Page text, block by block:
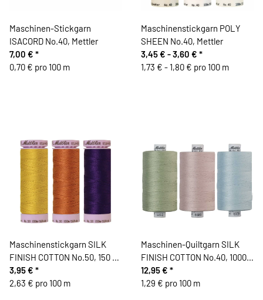
Maschinen-Stickgarn
ISACORD No.40, Mettler
7,00 € *
0,70 € pro 100 m
Maschinenstickgarn POLY
SHEEN No.40, Mettler
3,45 € -3,60 € *
1,73 € - 1,80 € pro 100 m
Maschinenstickgarn SILK
FINISH COTTON No.50, 150 m,
Mettler
3,95 € *
2,63 € pro 100 m
Maschinen-Quiltgarn SILK
FINISH COTTON No.40, 1000
m, Mettler
12,95 € *
1,29 € pro 100 m